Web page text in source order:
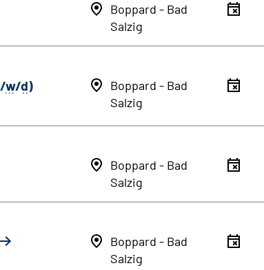
Boppard - Bad
Salzig
/w/d)
Boppard - Bad
Salzig
Boppard - Bad
Salzig
Boppard - Bad
Salzig